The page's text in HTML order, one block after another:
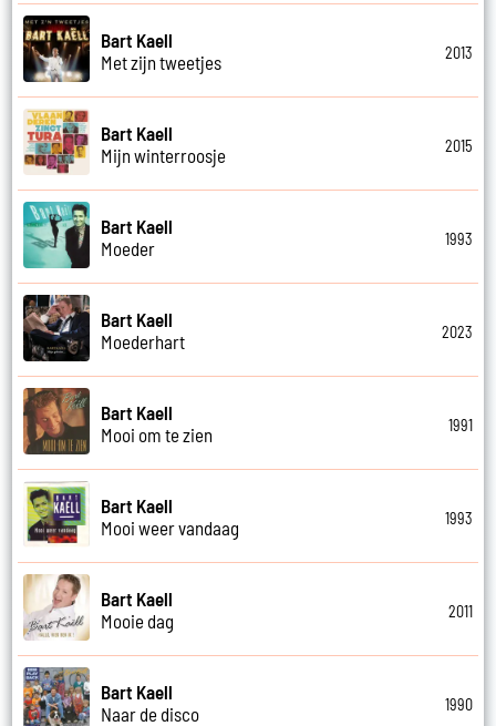
Bart Kaell
Met zijn tweetjes
2013
Bart Kaell
Mijn winterroosje
2015
Bart Kaell
Moeder
1993
Bart Kaell
Moederhart
2023
Bart Kaell
Mooi om te zien
1991
Bart Kaell
Mooi weer vandaag
1993
Bart Kaell
Mooie dag
2011
Bart Kaell
Naar de disco
1990